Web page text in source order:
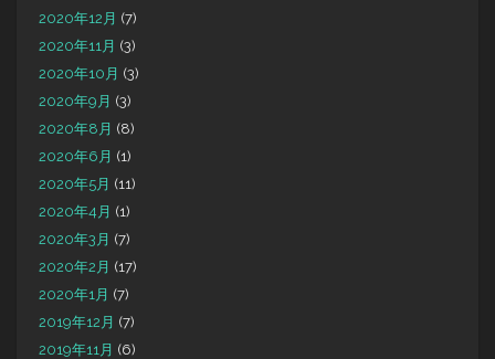
2020年12月 (7)
2020年11月 (3)
2020年10月 (3)
2020年9月 (3)
2020年8月 (8)
2020年6月 (1)
2020年5月 (11)
2020年4月 (1)
2020年3月 (7)
2020年2月 (17)
2020年1月 (7)
2019年12月 (7)
2019年11月 (6)